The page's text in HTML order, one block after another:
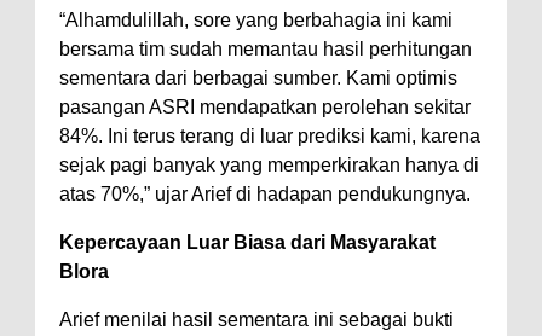
“Alhamdulillah, sore yang berbahagia ini kami
bersama tim sudah memantau hasil perhitungan
sementara dari berbagai sumber. Kami optimis
pasangan ASRI mendapatkan perolehan sekitar
84%. Ini terus terang di luar prediksi kami, karena
sejak pagi banyak yang memperkirakan hanya di
atas 70%,” ujar Arief di hadapan pendukungnya.
Kepercayaan Luar Biasa dari Masyarakat
Blora
Arief menilai hasil sementara ini sebagai bukti